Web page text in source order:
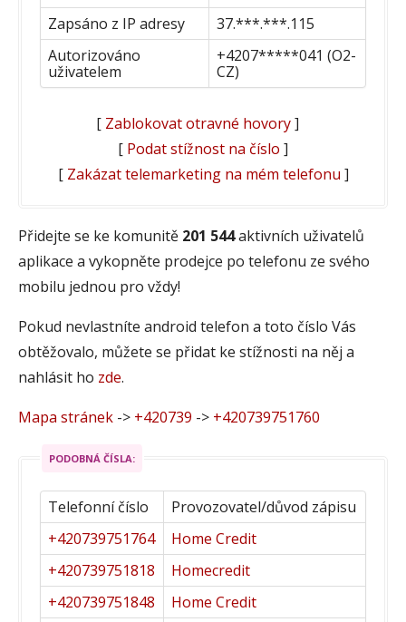
Zapsáno z IP adresy
37.***.***.115
Autorizováno
uživatelem
+4207*****041 (O2-
CZ)
[ Zablokovat otravné hovory]
[ Podat stížnost na číslo ]
[ Zakázat telemarketing na mém telefonu ]
Přidejte se ke komunitě 201 544aktivních uživatelů
aplikace a vykopněte prodejce po telefonu ze svého
mobilu jednou pro vždy!
Pokud nevlastníte android telefon a toto číslo Vás
obtěžovalo, můžete se přidat ke stížnosti na něj a
nahlásit ho zde.
Mapa stránek -> +420739 -> +420739751760
PODOBNÁ ČÍSLA:
Telefonní číslo
Provozovatel/důvod zápisu
+420739751764
Home Credit
+420739751818
Homecredit
+420739751848
Home Credit